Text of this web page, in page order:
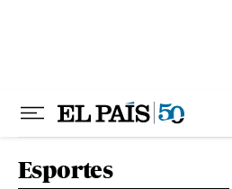
Esportes